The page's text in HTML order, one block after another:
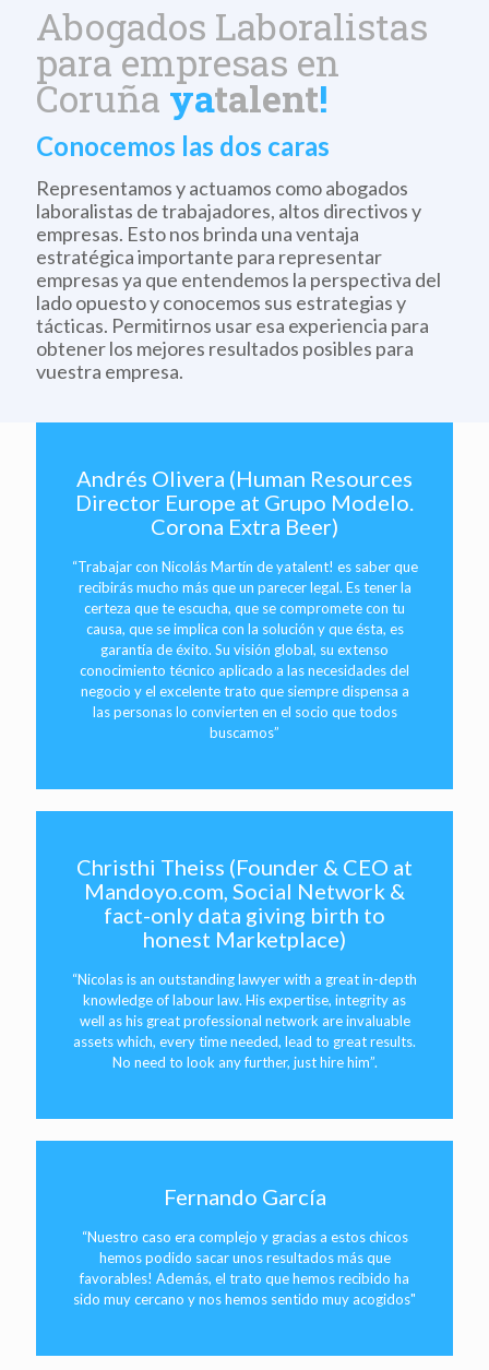
Abogados Laboralistas
para empresas en
Coruña yatalent!
Conocemos las dos caras
Representamos y actuamos como abogados
laboralistas de trabajadores, altos directivos y
empresas. Esto nos brinda una ventaja
estratégica importante para representar
empresas ya que entendemos la perspectiva del
lado opuesto y conocemos sus estrategias y
tácticas. Permitirnos usar esa experiencia para
obtener los mejores resultados posibles para
vuestra empresa.
Andrés Olivera (Human Resources
Director Europe at Grupo Modelo.
Corona Extra Beer)
“Trabajar con Nicolás Martín de yatalent! es saber que
recibirás mucho más que un parecer legal. Es tener la
certeza que te escucha, que se compromete con tu
causa, que se implica con la solución y que ésta, es
garantía de éxito. Su visión global, su extenso
conocimiento técnico aplicado a las necesidades del
negocio y el excelente trato que siempre dispensa a
las personas lo convierten en el socio que todos
buscamos”
Christhi Theiss (Founder & CEO at
Mandoyo.com, Social Network &
fact-only data giving birth to
honest Marketplace)
“Nicolas is an outstanding lawyer with a great in-depth
knowledge of labour law. His expertise, integrity as
well as his great professional network are invaluable
assets which, every time needed, lead to great results.
No need to look any further, just hire him”.
Fernando García
“Nuestro caso era complejo y gracias a estos chicos
hemos podido sacar unos resultados más que
favorables! Además, el trato que hemos recibido ha
sido muy cercano y nos hemos sentido muy acogidos"